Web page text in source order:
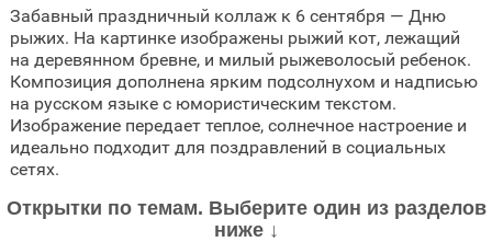
Забавный праздничный коллаж к 6 сентября — Дню
рыжих. На картинке изображены рыжий кот, лежащий
на деревянном бревне, и милый рыжеволосый ребенок.
Композиция дополнена ярким подсолнухом и надписью
на русском языке с юмористическим текстом.
Изображение передает теплое, солнечное настроение и
идеально подходит для поздравлений в социальных
сетях.
Открытки по темам. Выберите один из разделов
ниже ↓